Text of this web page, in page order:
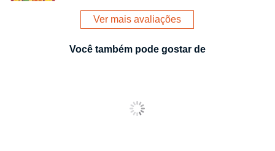
Ver mais avaliações
Você também pode gostar de